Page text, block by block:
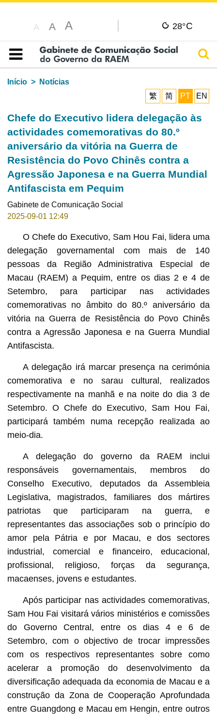
A A A 28°C
Índice
Início
Notícias
繁
简 PT EN
Chefe do Executivo lidera delegação às
actividades comemorativas do 80.º
aniversário da vitória na Guerra de
Resistência do Povo Chinês contra a
Agressão Japonesa e na Guerra Mundial
Antifascista em Pequim
Gabinete de Comunicação Social
2025-09-01 12:49
O Chefe do Executivo, Sam Hou Fai, lidera uma
delegação governamental com mais de 140
pessoas da Região Administrativa Especial de
Macau (RAEM) a Pequim, entre os dias 2 e 4 de
Setembro, para participar nas actividades
comemorativas no âmbito do 80.º aniversário da
vitória na Guerra de Resistência do Povo Chinês
contra a Agressão Japonesa e na Guerra Mundial
Antifascista.
A delegação irá marcar presença na cerimónia
comemorativa e no sarau cultural, realizados
respectivamente na manhã e na noite do dia 3 de
Setembro. O Chefe do Executivo, Sam Hou Fai,
participará também numa recepção realizada ao
meio-dia.
A delegação do governo da RAEM inclui
responsáveis governamentais, membros do
Conselho Executivo, deputados da Assembleia
Legislativa, magistrados, familiares dos mártires
patriotas que participaram na guerra, e
representantes das associações sob o princípio do
amor pela Pátria e por Macau, e dos sectores
industrial, comercial e financeiro, educacional,
profissional, religioso, forças da segurança,
macaenses, jovens e estudantes.
Após participar nas actividades comemorativas,
Sam Hou Fai visitará vários ministérios e comissões
do Governo Central, entre os dias 4 e 6 de
Setembro, com o objectivo de trocar impressões
com os respectivos representantes sobre como
acelerar a promoção do desenvolvimento da
diversificação adequada da economia de Macau e a
construção da Zona de Cooperação Aprofundada
entre Guangdong e Macau em Hengin, entre outros